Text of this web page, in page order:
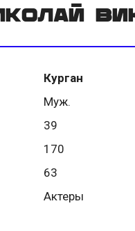
Курган
Муж.
39
170
63
Актеры